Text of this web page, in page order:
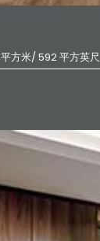
方米/ 592 平方英尺